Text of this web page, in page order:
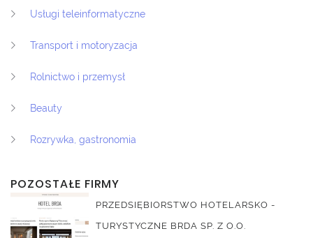
Usługi teleinformatyczne
Transport i motoryzacja
Rolnictwo i przemysł
Beauty
Rozrywka, gastronomia
POZOSTAŁE FIRMY
PRZEDSIĘBIORSTWO HOTELARSKO -
TURYSTYCZNE BRDA SP. Z O.O.